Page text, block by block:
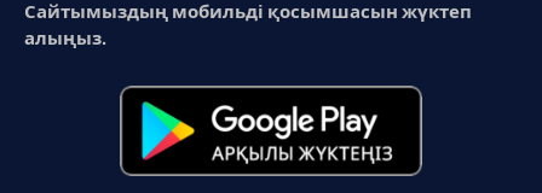
Сайтымыздың мобильді қосымшасын жүктеп
алыңыз.